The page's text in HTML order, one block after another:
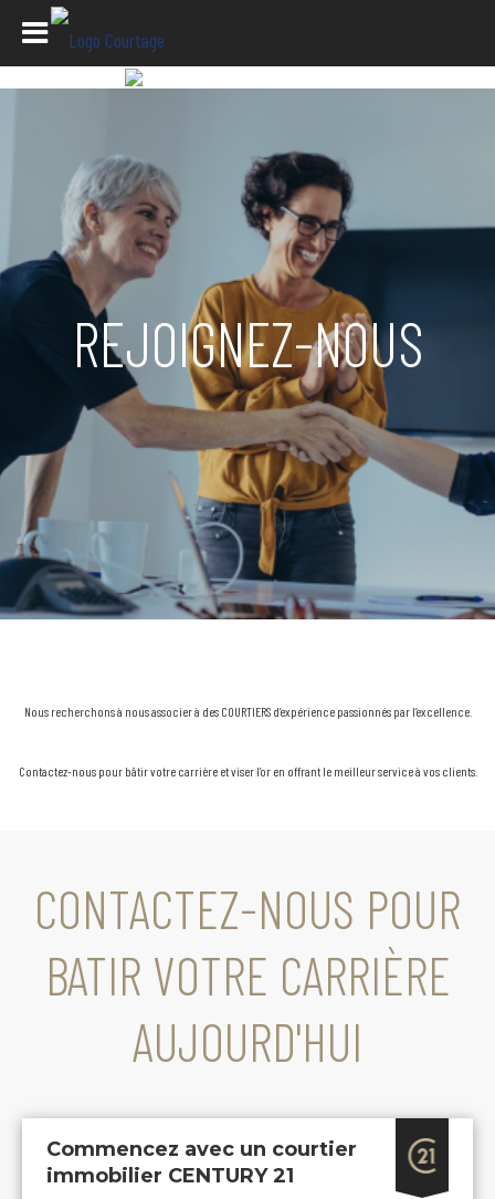
REJOIGNEZ-NOUS
Nous recherchons à nous associer à des COURTIERS d’expérience passionnés par l’excellence.
Contactez-nous pour bâtir votre carrière et viser l’or en offrant le meilleur service à vos clients.
CONTACTEZ-NOUS POUR
BATIR VOTRE CARRIÈRE
AUJOURD'HUI
Commencez avec un courtier
immobilier CENTURY 21